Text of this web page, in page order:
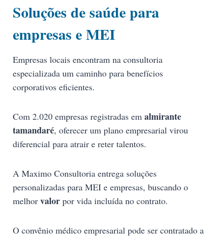
Soluções de saúde para
empresas e MEI
Empresas locais encontram na consultoria
especializada um caminho para benefícios
corporativos eficientes.
Com 2.020 empresas registradas em almirante
tamandaré, oferecer um plano empresarial virou
diferencial para atrair e reter talentos.
A Maximo Consultoria entrega soluções
personalizadas para MEI e empresas, buscando o
melhor valor por vida incluída no contrato.
O convênio médico empresarial pode ser contratado a